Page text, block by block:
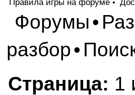
Правила игры на форуме •
Форумы•
разбор•
Страница: 1